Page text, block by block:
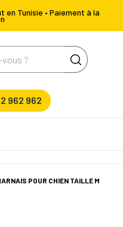
Tunisie • Paiement à la
962 962
POUR CHIEN TAILLE M